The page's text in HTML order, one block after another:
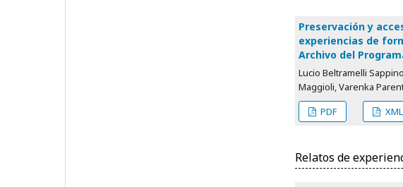
Preservación y
experiencias de
Archivo del
Lucio Beltramelli
Maggioli, Varenka
PDF XML
Relatos de